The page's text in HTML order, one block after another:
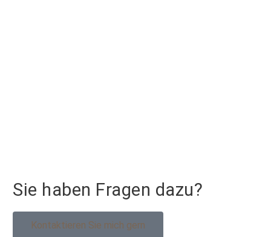
Sie haben Fragen dazu?
Kontaktieren Sie mich gern